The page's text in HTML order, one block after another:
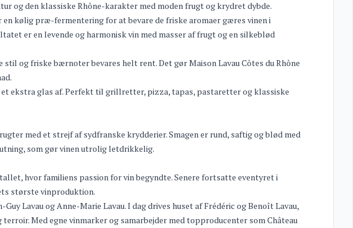
og den klassiske Rhône-karakter med moden frugt og krydret dybde.
en kølig præ-fermentering for at bevare de friske aromaer gæres vinen i
er en levende og harmonisk vin med masser af frugt og en silkeblød
og friske bærnoter bevares helt rent. Det gør Maison Lavau Côtes du Rhône
ekstra glas af. Perfekt til grillretter, pizza, tapas, pastaretter og klassiske
med et strejf af sydfranske krydderier. Smagen er rund, saftig og blød med
som gør vinen utrolig letdrikkelig.
hvor familiens passion for vin begyndte. Senere fortsatte eventyret i
største vinproduktion.
Lavau og Anne-Marie Lavau. I dag drives huset af Frédéric og Benoît Lavau,
Med egne vinmarker og samarbejder med topproducenter som Château